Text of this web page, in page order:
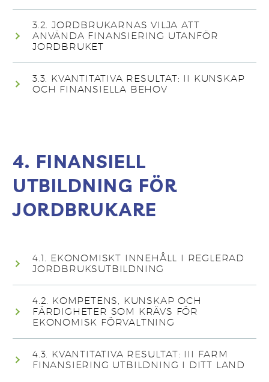
3.2. JORDBRUKARNAS VILJA ATT
ANVÄNDA FINANSIERING UTANFÖR
JORDBRUKET
3.3. KVANTITATIVA RESULTAT: II KUNSKAP
OCH FINANSIELLA BEHOV
4. FINANSIELL
UTBILDNING FÖR
JORDBRUKARE
4.1. EKONOMISKT INNEHÅLL I REGLERAD
JORDBRUKSUTBILDNING
4.2. KOMPETENS, KUNSKAP OCH
FÄRDIGHETER SOM KRÄVS FÖR
EKONOMISK FÖRVALTNING
4.3. KVANTITATIVA RESULTAT: III FARM
FINANSIERING UTBILDNING I DITT LAND